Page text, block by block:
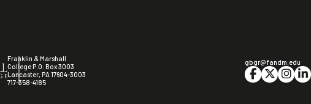
Franklin & Marshall
College P.O. Box 3003
Lancaster, PA 17604-3003
717-358-4185
gbgr@fandm.edu